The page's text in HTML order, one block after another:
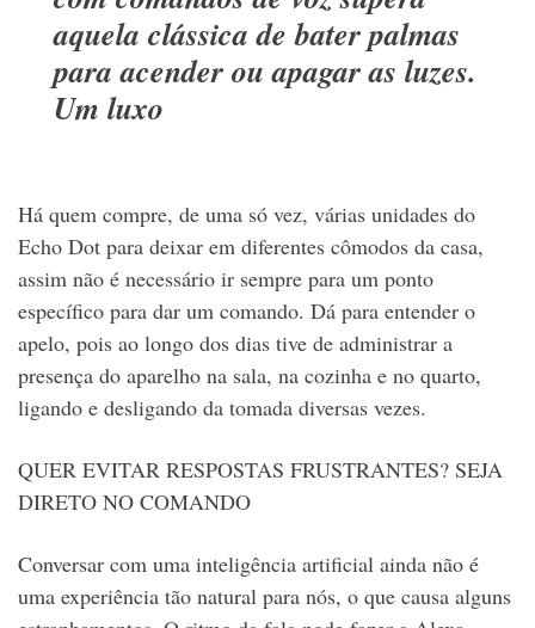
aquela clássica de bater palmas
para acender ou apagar as luzes.
Um luxo
Há quem compre, de uma só vez, várias unidades do
Echo Dot para deixar em diferentes cômodos da casa,
assim não é necessário ir sempre para um ponto
específico para dar um comando. Dá para entender o
apelo, pois ao longo dos dias tive de administrar a
presença do aparelho na sala, na cozinha e no quarto,
ligando e desligando da tomada diversas vezes.
QUER EVITAR RESPOSTAS FRUSTRANTES? SEJA
DIRETO NO COMANDO
Conversar com uma inteligência artificial ainda não é
uma experiência tão natural para nós, o que causa alguns